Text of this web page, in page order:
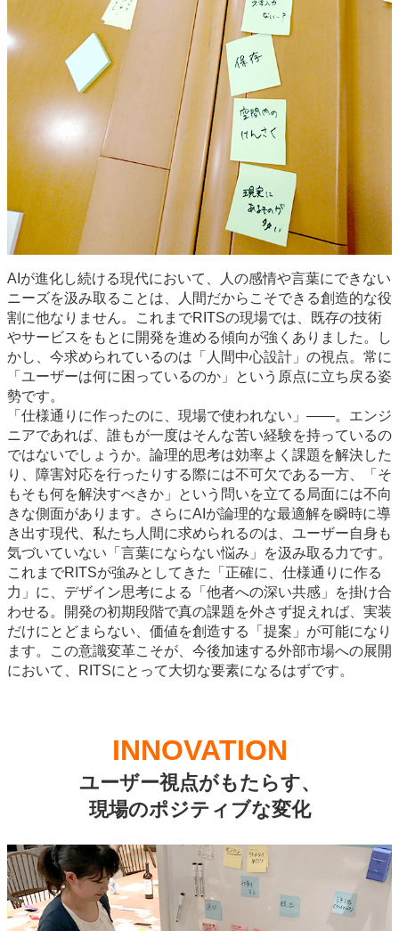
AIが進化し続ける現代において、人の感情や言葉にできない
ニーズを汲み取ることは、人間だからこそできる創造的な役
割に他なりません。これまでRITSの現場では、既存の技術
やサービスをもとに開発を進める傾向が強くありました。し
かし、今求められているのは「人間中心設計」の視点。常に
「ユーザーは何に困っているのか」という原点に立ち戻る姿
勢です。
「仕様通りに作ったのに、現場で使われない」――。エンジ
ニアであれば、誰もが一度はそんな苦い経験を持っているの
ではないでしょうか。論理的思考は効率よく課題を解決した
り、障害対応を行ったりする際には不可欠である一方、「そ
もそも何を解決すべきか」という問いを立てる局面には不向
きな側面があります。さらにAIが論理的な最適解を瞬時に導
き出す現代、私たち人間に求められるのは、ユーザー自身も
気づいていない「言葉にならない悩み」を汲み取る力です。
これまでRITSが強みとしてきた「正確に、仕様通りに作る
力」に、デザイン思考による「他者への深い共感」を掛け合
わせる。開発の初期段階で真の課題を外さず捉えれば、実装
だけにとどまらない、価値を創造する「提案」が可能になり
ます。この意識変革こそが、今後加速する外部市場への展開
において、RITSにとって大切な要素になるはずです。
INNOVATION
ユーザー視点がもたらす、
現場のポジティブな変化